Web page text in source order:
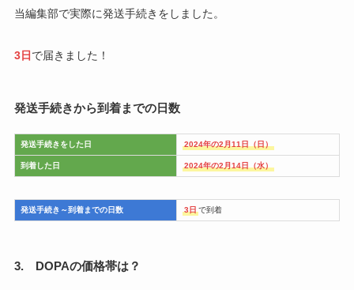
当編集部で実際に発送手続きをしました。
3日 で届きました！
発送手続きから到着までの日数
発送手続きをした日 2024年の2月11日（日）
到着した日 2024年の2月14日（水）
発送手続き～到着までの日数 3日 で到着
3. DOPAの価格帯は？